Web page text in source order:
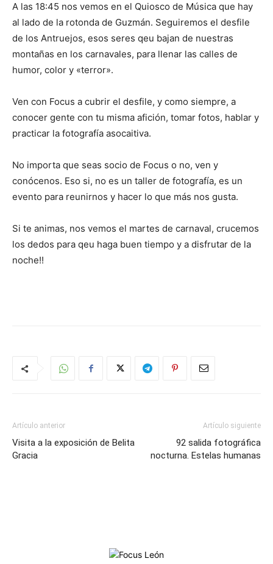
A las 18:45 nos vemos en el Quiosco de Música que hay
al lado de la rotonda de Guzmán. Seguiremos el desfile
de los Antruejos, esos seres qeu bajan de nuestras
montañas en los carnavales, para llenar las calles de
humor, color y «terror».
Ven con Focus a cubrir el desfile, y como siempre, a
conocer gente con tu misma afición, tomar fotos, hablar y
practicar la fotografía asocaitiva.
No importa que seas socio de Focus o no, ven y
conócenos. Eso si, no es un taller de fotografía, es un
evento para reunirnos y hacer lo que más nos gusta.
Si te animas, nos vemos el martes de carnaval, crucemos
los dedos para qeu haga buen tiempo y a disfrutar de la
noche!!
Artículo anterior
Visita a la exposición de Belita
Gracia
Artículo siguiente
92 salida fotográfica
nocturna. Estelas humanas